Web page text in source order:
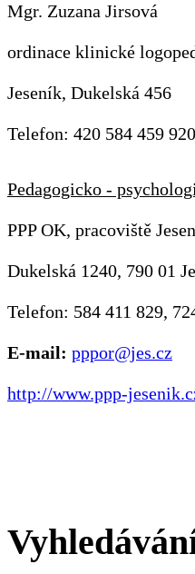
Mgr. Zuzana Jirsová
ordinace klinické
Jeseník, Dukelská 456
Telefon: 420 584 459 920
Pedagogicko -
PPP OK, pracoviště
Dukelská 1240, 790 01
Telefon: 584 411 829,
E-mail: pppor@jes.cz
http://www.ppp-